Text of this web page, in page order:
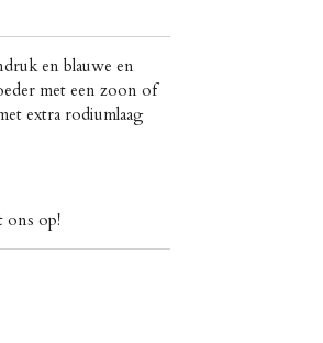
en blauwe en
met een zoon of
extra rodiumlaag
ons op!